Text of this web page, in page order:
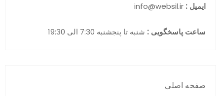
ایمیل :
ساعت پاسخگویی : شنبه تا پنجشنبه 7:30 الی 19:30
صفحه اصلی